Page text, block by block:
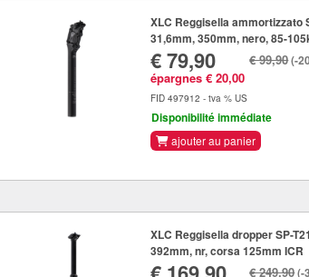
XLC Reggisella ammortizzato
31,6mm, 350mm, nero, 85-
€ 79,90
épargnes € 20,00
€ 99,90(-
FID 497912 - tva % US
Disponibilité immédiate
ajouter au panier
XLC Reggisella dropper SP-
392mm, nr, corsa 125mm ICR
€ 249,90(-